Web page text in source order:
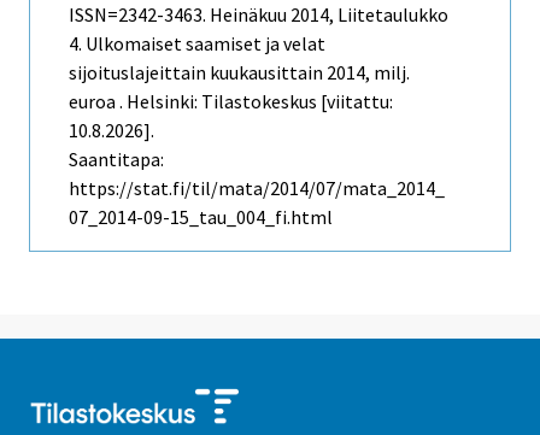
ISSN=2342-3463. Heinäkuu 2014, Liitetaulukko
4. Ulkomaiset saamiset ja velat
sijoituslajeittain kuukausittain 2014, milj.
euroa . Helsinki: Tilastokeskus [viitattu:
10.8.2026].
Saantitapa:
https://stat.fi/til/mata/2014/07/mata_2014_
07_2014-09-15_tau_004_fi.html